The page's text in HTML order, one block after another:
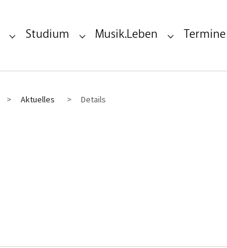
Submenu for "Bildungseinrichtung"
Studium Submenu for "Studium"
Musik.Leben Submenu for
Termine
Aktuelles Details